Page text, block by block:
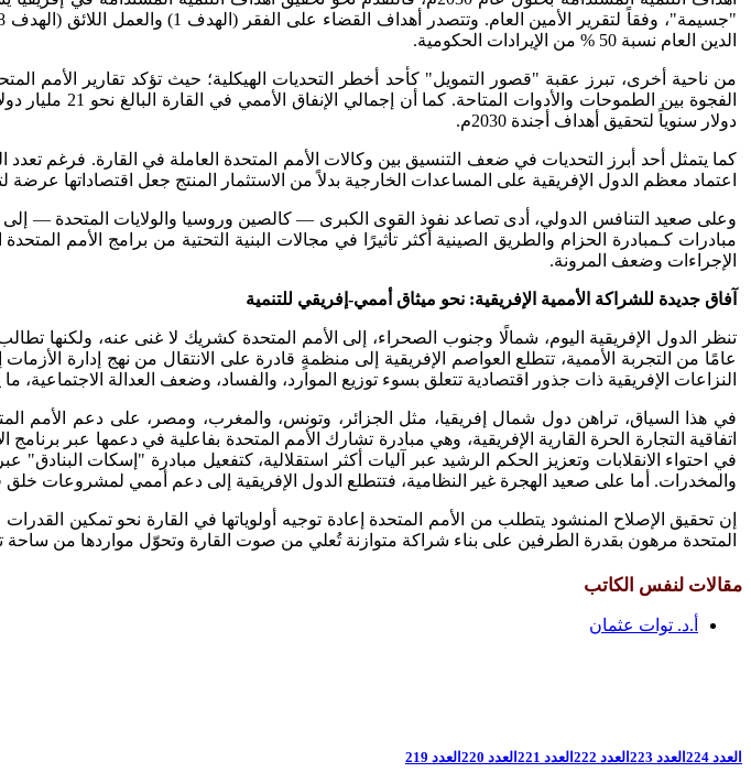
الدين العام نسبة 50 % من الإيرادات الحكومية.
دولار سنوياً لتحقيق أهداف أجندة 2030م.
كما يتمثل أحد أبرز التحديات في ضعف التنسيق بين وكالات الأمم المتحدة العاملة في القارة. فرغم تعدد
اعتماد معظم الدول الإفريقية على المساعدات الخارجية بدلاً من الاستثمار المنتج جعل اقتصاداتها عرضة
وعلى صعيد التنافس الدولي، أدى تصاعد نفوذ القوى الكبرى — كالصين وروسيا والولايات المتحدة — إلى
مبادرات كـمبادرة الحزام والطريق الصينية أكثر تأثيرًا في مجالات البنية التحتية من برامج الأمم
الإجراءات وضعف المرونة.
آفاق جديدة للشراكة الأممية الإفريقية: نحو ميثاق أممي-إفريقي للتنمية
تنظر الدول الإفريقية اليوم، شمالًا وجنوب الصحراء، إلى الأمم المتحدة كشريك لا غنى عنه، ولكنها
النزاعات الإفريقية ذات جذور اقتصادية تتعلق بسوء توزيع الموارد، والفساد، وضعف العدالة الاجتماعية،
في هذا السياق، تراهن دول شمال إفريقيا، مثل الجزائر، وتونس، والمغرب، ومصر، على دعم الأمم
اتفاقية التجارة الحرة القارية الإفريقية، وهي مبادرة تشارك الأمم المتحدة بفاعلية في دعمها عبر
في احتواء الانقلابات وتعزيز الحكم الرشيد عبر آليات أكثر استقلالية، كتفعيل مبادرة "إسكات
والمخدرات. أما على صعيد الهجرة غير النظامية، فتتطلع الدول الإفريقية إلى دعم أممي لمشروعات
إن تحقيق الإصلاح المنشود يتطلب من الأمم المتحدة إعادة توجيه أولوياتها في القارة نحو تمكين
المتحدة مرهون بقدرة الطرفين على بناء شراكة متوازنة تُعلي من صوت القارة وتحوّل مواردها من ساحة
مقالات لنفس الكاتب
أ.د. توات عثمان
العدد 224 العدد 223 العدد 222 العدد 221 العدد 220 العدد 219